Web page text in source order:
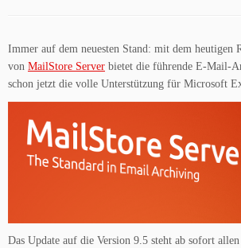
Immer auf dem neuesten Stand: mit dem heutigen
von MailStore Server bietet die führende E-Mail-
schon jetzt die volle Unterstützung für Microsoft
Das Update auf die Version 9.5 steht ab sofort